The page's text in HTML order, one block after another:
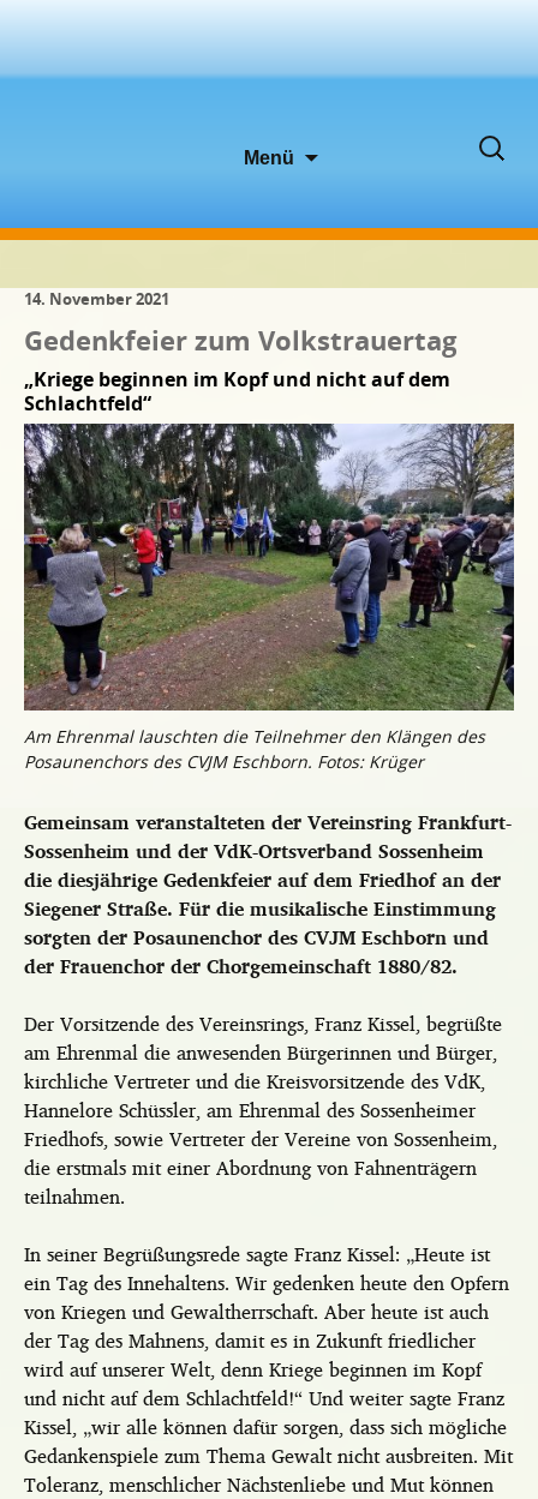
Menü
Suchen
14. November 2021
Gedenkfeier zum Volkstrauertag
„Kriege beginnen im Kopf und nicht auf dem
Schlachtfeld“
Am Ehrenmal lauschten die Teilnehmer den Klängen des
Posaunenchors des CVJM Eschborn. Fotos: Krüger
Gemeinsam veranstalteten der Vereinsring Frankfurt-
Sossenheim und der VdK-Ortsverband Sossenheim
die diesjährige Gedenkfeier auf dem Friedhof an der
Siegener Straße. Für die musikalische Einstimmung
sorgten der Posaunenchor des CVJM Eschborn und
der Frauenchor der Chorgemeinschaft 1880/82.
Der Vorsitzende des Vereinsrings, Franz Kissel, begrüßte
am Ehrenmal die anwesenden Bürgerinnen und Bürger,
kirchliche Vertreter und die Kreisvorsitzende des VdK,
Hannelore Schüssler, am Ehrenmal des Sossenheimer
Friedhofs, sowie Vertreter der Vereine von Sossenheim,
die erstmals mit einer Abordnung von Fahnenträgern
teilnahmen.
In seiner Begrüßungsrede sagte Franz Kissel: „Heute ist
ein Tag des Innehaltens. Wir gedenken heute den Opfern
von Kriegen und Gewaltherrschaft. Aber heute ist auch
der Tag des Mahnens, damit es in Zukunft friedlicher
wird auf unserer Welt, denn Kriege beginnen im Kopf
und nicht auf dem Schlachtfeld!“ Und weiter sagte Franz
Kissel, „wir alle können dafür sorgen, dass sich mögliche
Gedankenspiele zum Thema Gewalt nicht ausbreiten. Mit
Toleranz, menschlicher Nächstenliebe und Mut können